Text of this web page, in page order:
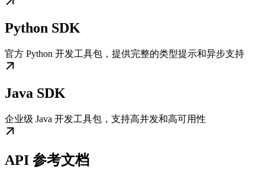
Python SDK
官方 Python 开发工具包，提供完整的类型提示和异步支持
Java SDK
企业级 Java 开发工具包，支持高并发和高可用性
API 参考文档